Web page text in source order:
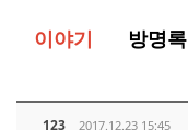
이야기 방명록
123 2017.12.23 15:45